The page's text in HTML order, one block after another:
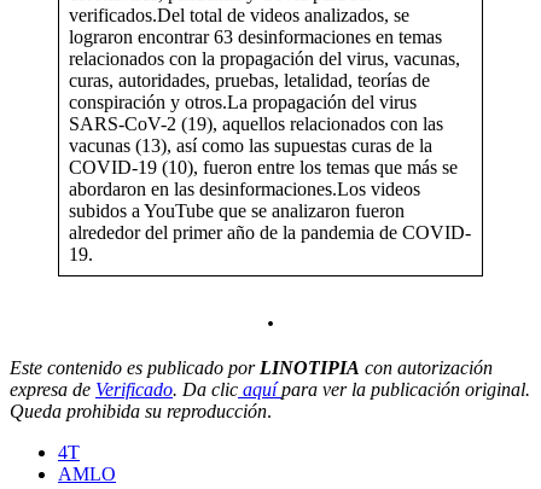
verificados.Del total de videos analizados, se
lograron encontrar 63 desinformaciones en temas
relacionados con la propagación del virus, vacunas,
curas, autoridades, pruebas, letalidad, teorías de
conspiración y otros.La propagación del virus
SARS-CoV-2 (19), aquellos relacionados con las
vacunas (13), así como las supuestas curas de la
COVID-19 (10), fueron entre los temas que más se
abordaron en las desinformaciones.Los videos
subidos a YouTube que se analizaron fueron
alrededor del primer año de la pandemia de COVID-
19.
.
Este contenido es publicado por LINOTIPIA con autorización
expresa de Verificado. Da clic aquípara ver la publicación original.
Queda prohibida su reproducción.
4T
AMLO